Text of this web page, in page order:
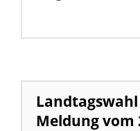
Landtagswahl
Meldung vom